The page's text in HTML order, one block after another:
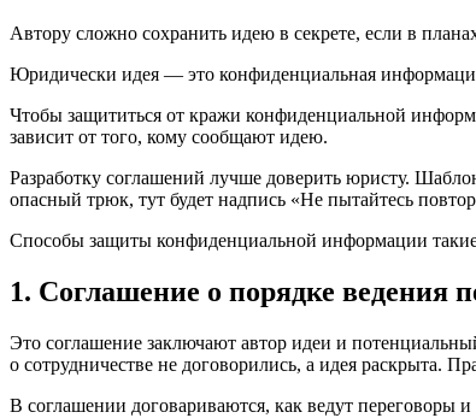
Автору сложно сохранить идею в секрете, если в
Юридически идея — это конфиденциальная
Чтобы защититься от кражи конфиденциальной
зависит от того, кому сообщают идею.
Разработку соглашений лучше доверить юристу.
опасный трюк, тут будет надпись «Не пытайтесь
Способы защиты конфиденциальной информации
1. Соглашение о порядке ведения
Это соглашение заключают автор идеи и
о сотрудничестве не договорились, а идея раскрыта.
В соглашении договариваются, как ведут